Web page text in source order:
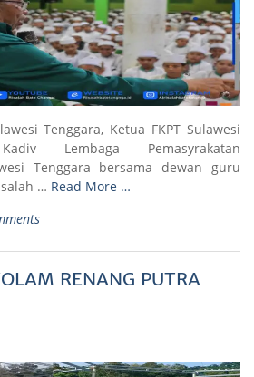
Tenggara, Ketua FKPT Sulawesi
Lembaga Pemasyrakatan
Tenggara bersama dewan guru
… Read More …
RENANG PUTRA